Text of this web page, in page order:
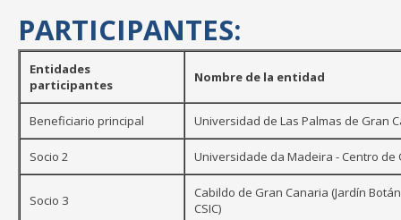
PARTICIPANTES:
Entidades
participantes
Nombre de la entidad
Beneficiario principal Universidad de Las Palmas de Gran
Socio 2 Universidade da Madeira - Centro de
Socio 3
Cabildo de Gran Canaria (Jardín
CSIC)